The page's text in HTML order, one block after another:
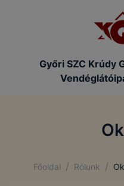
Győri SZC Krúdy
Főoldal / Rólunk /